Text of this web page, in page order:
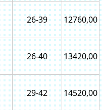
26-39 12760,00
26-40 13420,00
29-42 14520,00